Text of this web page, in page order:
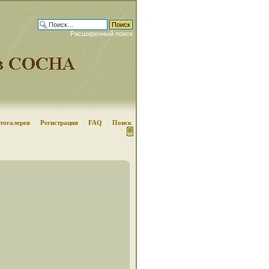
Расширенный поиск
Регистрация FAQ Поиск